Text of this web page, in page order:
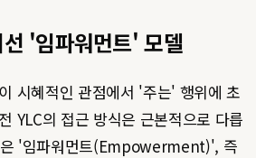
'임파워먼트' 모델
시혜적인 관점에서 '주는' 행위에 초
YLC의 접근 방식은 근본적으로 다릅
은 '임파워먼트(Empowerment)', 즉